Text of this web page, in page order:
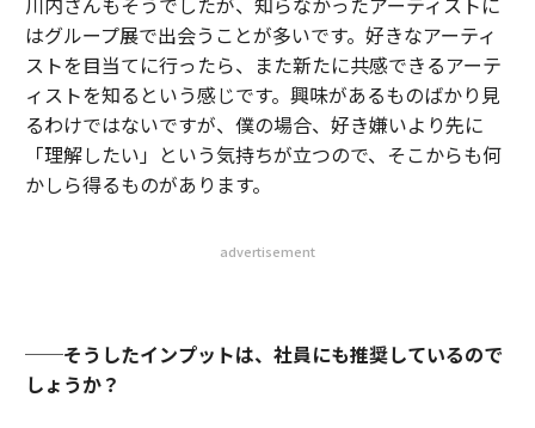
はグループ展で出会うことが多いです。好きなアーティ
ストを目当てに行ったら、また新たに共感できるアーテ
ィストを知るという感じです。興味があるものばかり見
るわけではないですが、僕の場合、好き嫌いより先に
「理解したい」という気持ちが立つので、そこからも何
かしら得るものがあります。
advertisement
──そうしたインプットは、社員にも推奨しているので
しょうか？